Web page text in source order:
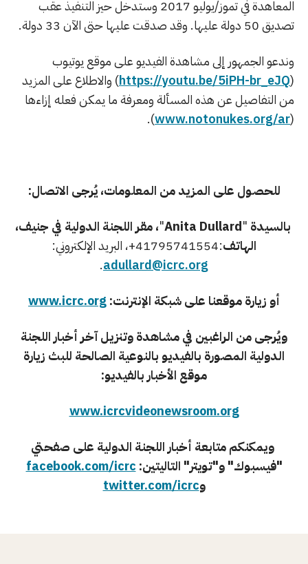
المعاهدة في تموز/يوليو 2017 وستدخل حيز التنفيذ عقب
تصديق 50 دولة عليها. وقد صدقت عليها حتى الآن 33 دولة.
وندعو الجمهور إلى مشاهدة الفيديو على موقع يوتيوب
(
https://youtu.be/5iPH-br_eJQ) والاطلاع على المزيد
من التفاصيل عن هذه المسألة ومعرفة ما يمكن فعله إزاءها
(
www.notonukes.org/ar
).
للحصول على المزيد من المعلومات، يُرجى الاتصال:
بالسيدة "
Anita Dullard
"، مقر اللجنة الدولية في جنيف،
الهاتف:41795741554+، البريد الإلكتروني:
adullard@icrc.org
.
أو زيارة موقعنا على شبكة الإنترنت:www.icrc.org
ويُرجى من الراغبين في مشاهدة وتنزيل آخر أخبار اللجنة
الدولية المصورة بالفيديو بالنوعية الصالحة للبث زيارة
موقع الأخبار بالفيديو:
www.icrcvideonewsroom.org
ويمكنكم متابعة أخبار اللجنة الدولية على صفحتي
"فیسبوك" و"تویتر" التاليتين: facebook.com/icrc
وtwitter.com/icrc